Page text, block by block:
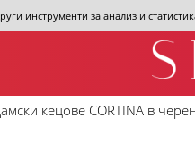
инструменти за анализ и
кецове CORTINA в